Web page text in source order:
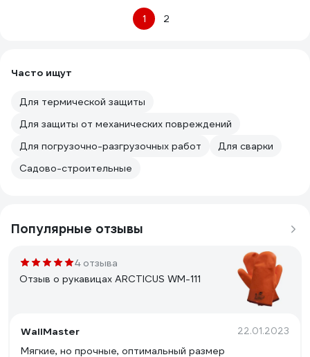
1 2
Часто ищут
Для термической защиты
Для защиты от механических повреждений
Для погрузочно-разгрузочных работ
Для сварки
Садово-строительные
Популярные отзывы
4 отзыва
Отзыв о рукавицах ARCTICUS WM-111
WallMaster 22.01.2023
Мягкие, но прочные, оптимальный размер